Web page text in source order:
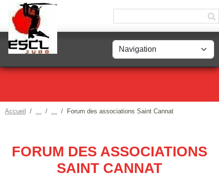
Accueil Forum des associations Saint Cannat
FORUM DES ASSOCIATIONS
SAINT CANNAT
Panneau de gestion des cookies